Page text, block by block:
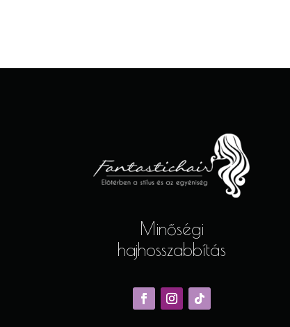
Minőségi
hajhosszabbítás